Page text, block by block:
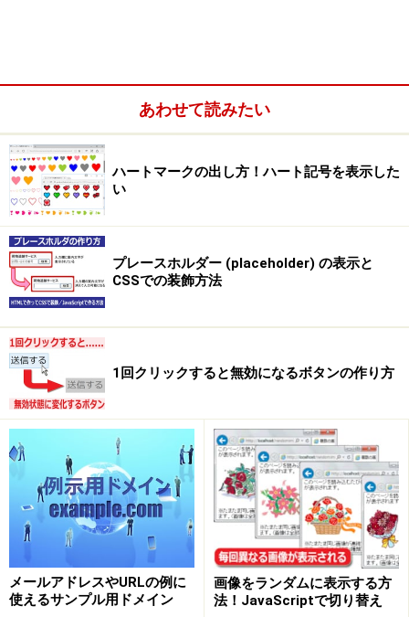
色を相対的な値（ベースの色からの変化
量）で指定できると便利
色を相対的に指定できると便利
もし色の指定が、相対的な値（変化量）で記述できると
便利です。例えば、親ボックスの色を「#cc0000」とし
たとき、子ボックスの色を「親ボックスの色よりも20％
明るい色」のように指定できれば、親ボックスの色を修
あわせて読みたい
ハートマークの出し方！ハート記号を表示した
い
プレースホルダー (placeholder) の表示と
CSSでの装飾方法
1回クリックすると無効になるボタンの作り方
メールアドレスやURLの例に
使えるサンプル用ドメイン
画像をランダムに表示する方
法！JavaScriptで切り替え